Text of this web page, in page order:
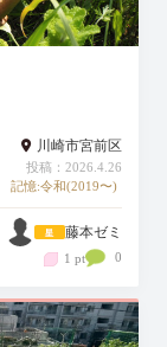
川崎市宮前区
投稿：2026.4.26
記憶:令和(2019〜)
藤本ゼミ
1 pt 0